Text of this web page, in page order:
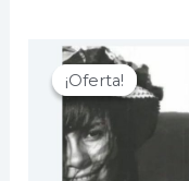
¡Oferta!
¡Oferta!